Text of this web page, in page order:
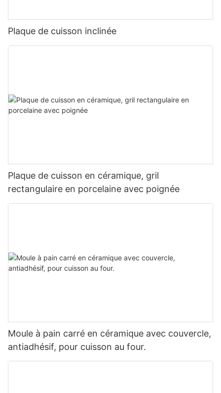
Plaque de cuisson inclinée
Plaque de cuisson en céramique, gril
rectangulaire en porcelaine avec poignée
Moule à pain carré en céramique avec couvercle,
antiadhésif, pour cuisson au four.